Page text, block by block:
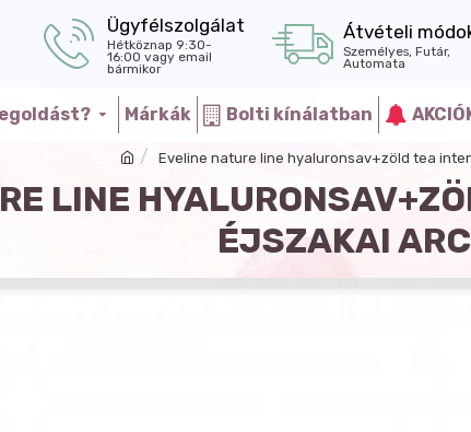
Ügyfélszolgálat
Hétköznap 9:30-
16:00 vagy email
bármikor
Átvételi
Személyes, Futár,
Automata
Márkák Bolti kínálatban
Eveline nature line hyaluronsav+zöld tea
LINE
ÉJSZAKAI